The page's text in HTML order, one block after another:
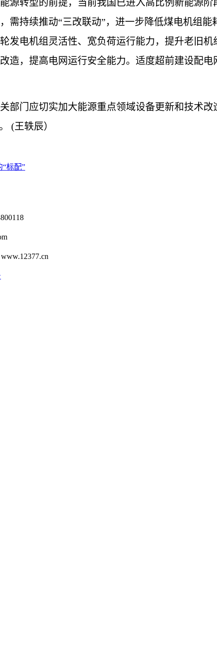
型的前提，当前我国已进入高比例新能源阶
需持续推动“三改联动”，进一步降低煤电机组
发电机组灵活性、宽负荷运行能力，提升老旧
造，提高电网运行安全能力。适度超前建设配
应切实加大能源重点领域设备更新和技术改
(王轶辰）
标配”